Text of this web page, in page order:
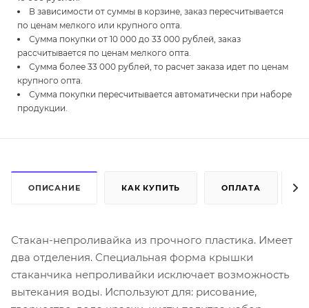
В зависимости от суммы в корзине, заказ пересчитывается
по ценам мелкого или крупного опта.
Сумма покупки от 10 000 до 33 000 рублей, заказ
рассчитывается по ценам мелкого опта.
Сумма более 33 000 рублей, то расчет заказа идет по ценам
крупного опта.
Сумма покупки пересчитывается автоматически при наборе
продукции.
ОПИСАНИЕ КАК КУПИТЬ ОПЛАТА
Стакан-непроливайка из прочного пластика. Имеет
два отделения. Специальная форма крышки
стаканчика непроливайки исключает возможность
вытекания воды. Используют для: рисование,